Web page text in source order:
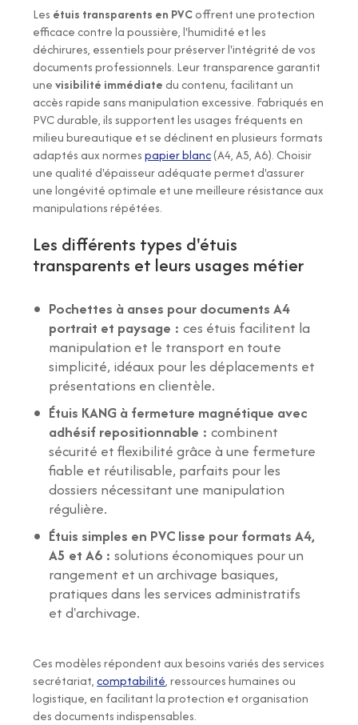
Les étuis transparents en PVCoffrent uneprotection
efficacecontre la poussière, l'humidité et les
déchirures, essentiels pour préserver l'intégrité de vos
documents professionnels. Leur transparence garantit
unevisibilité immédiatedu contenu, facilitant un
accès rapide sans manipulation excessive. Fabriqués en
PVC durable, ils supportent les usages fréquents en
milieu bureautique et se déclinent en plusieurs formats
adaptés aux normespapier blanc(A4, A5, A6). Choisir
une qualité d'épaisseur adéquate permet d'assurer
une longévité optimale et une meilleure résistance aux
manipulations répétées.
Les différents types d'étuis
transparents et leurs usages métier
Pochettes à anses pour documents A4
portrait et paysage : ces étuis facilitent la
manipulation et le transport en toute
simplicité, idéaux pour les déplacements et
présentations en clientèle.
Étuis KANG à fermeture magnétique avec
adhésif repositionnable : combinent
sécurité et flexibilité grâce à une fermeture
fiable et réutilisable, parfaits pour les
dossiers nécessitant une manipulation
régulière.
Étuis simples en PVC lisse pour formats A4,
A5 et A6 : solutions économiques pour un
rangement et un archivage basiques,
pratiques dans les services administratifs
et d'archivage.
Ces modèles répondent aux besoins variés des services
secrétariat,comptabilité, ressources humaines ou
logistique, en facilitant la protection et organisation
des documents indispensables.